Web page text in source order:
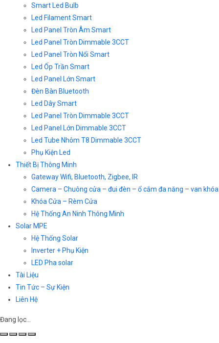
Smart Led Bulb
Led Filament Smart
Led Panel Tròn Âm Smart
Led Panel Tròn Dimmable 3CCT
Led Panel Tròn Nổi Smart
Led Ốp Trần Smart
Led Panel Lớn Smart
Đèn Bàn Bluetooth
Led Dây Smart
Led Panel Tròn Dimmable 3CCT
Led Panel Lớn Dimmable 3CCT
Led Tube Nhôm T8 Dimmable 3CCT
Phụ Kiện Led
Thiết Bị Thông Minh
Gateway Wifi, Bluetooth, Zigbee, IR
Camera – Chuông cửa – đui đèn – ổ cắm đa năng – van khóa
Khóa Cửa – Rèm Cửa
Hệ Thống An Ninh Thông Minh
Solar MPE
Hệ Thống Solar
Inverter + Phụ Kiện
LED Pha solar
Tài Liệu
Tin Tức – Sự Kiện
Liên Hệ
Đang lọc…